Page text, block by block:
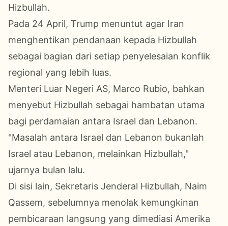
Hizbullah.
Pada 24 April, Trump menuntut agar Iran
menghentikan pendanaan kepada Hizbullah
sebagai bagian dari setiap penyelesaian konflik
regional yang lebih luas.
Menteri Luar Negeri AS, Marco Rubio, bahkan
menyebut Hizbullah sebagai hambatan utama
bagi perdamaian antara Israel dan Lebanon.
"Masalah antara Israel dan Lebanon bukanlah
Israel atau Lebanon, melainkan Hizbullah,"
ujarnya bulan lalu.
Di sisi lain, Sekretaris Jenderal Hizbullah, Naim
Qassem, sebelumnya menolak kemungkinan
pembicaraan langsung yang dimediasi Amerika